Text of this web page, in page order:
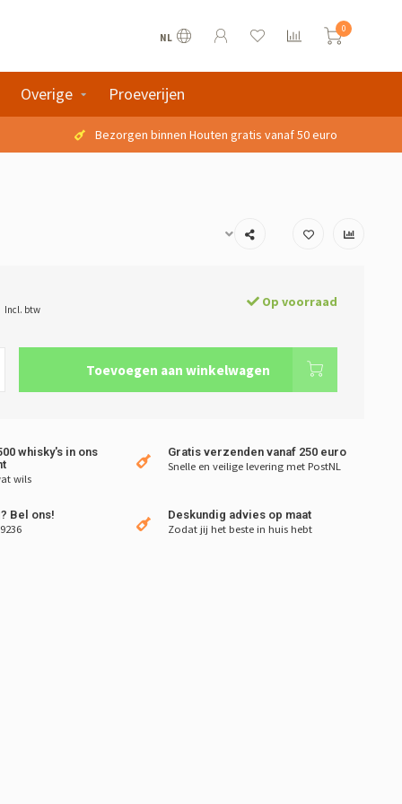
NL
0
Overige Proeverijen
Bezorgen binnen Houten gratis vanaf 50 euro
Incl. btw Op voorraad
Toevoegen aan winkelwagen
whisky's in ons
wils
Gratis verzenden vanaf 250 euro
Snelle en veilige levering met PostNL
Bel ons!
Deskundig advies op maat
Zodat jij het beste in huis hebt